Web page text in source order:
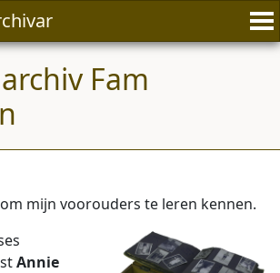
Fam
mijn voorouders te leren kennen.
Annie